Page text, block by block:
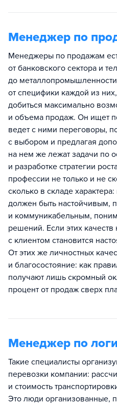
Менеджер по
Менеджеры по продажам
от банковского сектора и
до
от специфики каждой из
добиться максимально
и объема продаж. Он ищет
ведет с ними переговоры,
с выбором и предлагая
на нем же лежат задачи по
и разработке стратегии
профессии не только и не
сколько в складе
должен быть настойчивым,
и коммуникабельным,
решений. Если этих
с клиентом становится
От этих же личностных
и благосостояние: как
получают лишь скромный
процент от продаж сверх
Менеджер по
Такие специалисты
перевозки компании:
и стоимость
Это люди организованные,